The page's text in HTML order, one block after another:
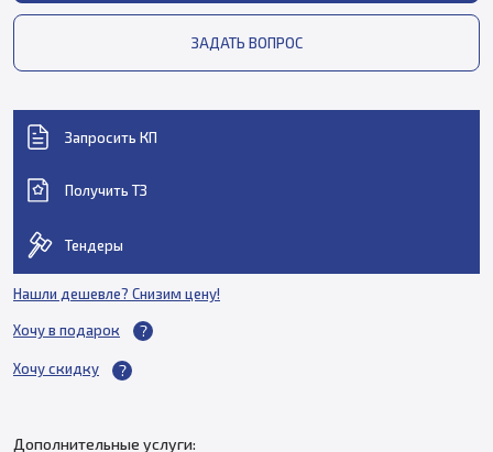
ЗАДАТЬ ВОПРОС
Запросить КП
Получить ТЗ
Тендеры
Нашли дешевле? Снизим цену!
Хочу в подарок
Хочу скидку
Дополнительные услуги: